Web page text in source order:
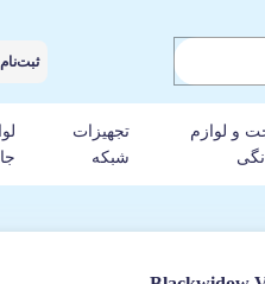
و لوازم
تجهیزات
شبکه